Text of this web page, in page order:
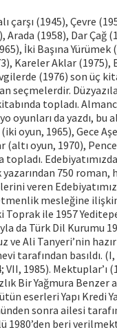
çarşı (1945), Çevre
Arada (1958), Dar Çağ
İki Başına Yürümek
Kareler Aklar (1975),
(1976) son üç
seçmelerdir.
topladı.
oyunları da yazdı, bu
oyun, 1965), Gece
(altı oyun, 1970),
topladı.
750 roman,
veren
mesleğine
Toprak ile 1957
da Türk Dil Kurumu
ve Ali Tanyeri’nin
tarafından basıldı.
VII, 1985). Mektuplar’ı
Bir Yağmura Benzer
eserleri Yapı Kredi
sonra ailesi
1980’den beri